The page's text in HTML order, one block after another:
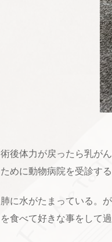
術後体力が戻ったら乳が
ために動物病院を受診す
肺に水がたまっている。
を食べて好きな事をして